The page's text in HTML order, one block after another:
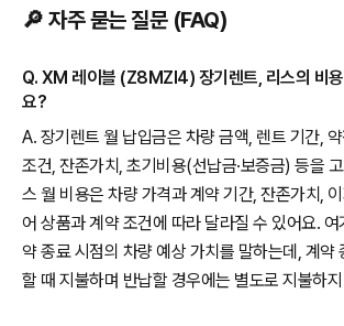
🔎 자주 묻는 질문 (FAQ)
Q. XM 레이블 (Z8MZI4) 장기렌트, 리스의 비
요?
A. 장기렌트 월 납입금은 차량 금액, 렌트 기간,
조건, 잔존가치, 초기비용(선납금·보증금) 등을
스 월 비용은 차량 가격과 계약 기간, 잔존가치,
어 상품과 계약 조건에 따라 달라질 수 있어요.
약 종료 시점의 차량 예상 가치를 말하는데, 계약
할 때 지불하며 반납할 경우에는 별도로 지불하